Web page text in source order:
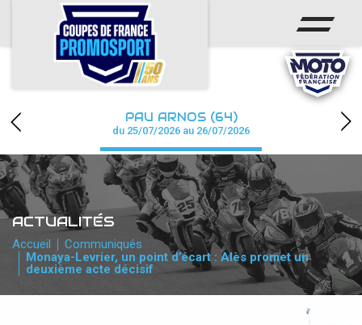
ACCUEIL
ACTUS
CALENDRIER
CHAMPIONNAT
RÉSULTATS
PHOTOS / WEB TV
PARTENAIRES
PAU ARNOS (64)
du 25/07/2026 au 26/07/2026
ACTUALITÉS
Accueil
Communiqués
Monaya-Levrier, un point d’écart : Alès promet un
deuxième acte décisif